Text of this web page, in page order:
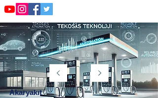
Akaryakıt